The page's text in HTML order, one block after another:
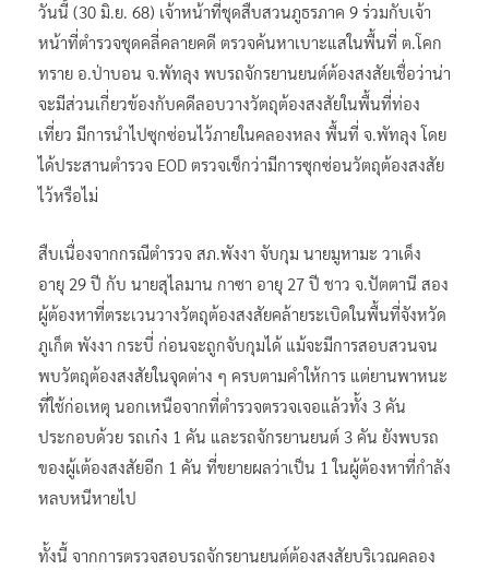
วันนี้ (30 มิ.ย. 68) เจ้าหน้าที่ชุดสืบสวนภูธรภาค 9 ร่วมกับเจ้า
หน้าที่ตำรวจชุดคลี่คลายคดี ตรวจค้นหาเบาะแสในพื้นที่ ต.โคก
ทราย อ.ป่าบอน จ.พัทลุง พบรถจักรยานยนต์ต้องสงสัยเชื่อว่าน่า
จะมีส่วนเกี่ยวข้องกับคดีลอบวางวัตถุต้องสงสัยในพื้นที่ท่อง
เที่ยว มีการนำไปซุกซ่อนไว้ภายในคลองหลง พื้นที่ จ.พัทลุง โดย
ได้ประสานตำรวจ EOD ตรวจเช็กว่ามีการซุกซ่อนวัตถุต้องสงสัย
ไว้หรือไม่
สืบเนื่องจากกรณีตำรวจ สภ.พังงา จับกุม นายมูหามะ วาเด็ง
อายุ 29 ปี กับ นายสุไลมาน กาซา อายุ 27 ปี ชาว จ.ปัตตานี สอง
ผู้ต้องหาที่ตระเวนวางวัตถุต้องสงสัยคล้ายระเบิดในพื้นที่จังหวัด
ภูเก็ต พังงา กระบี่ ก่อนจะถูกจับกุมได้ แม้จะมีการสอบสวนจน
พบวัตถุต้องสงสัยในจุดต่าง ๆ ครบตามคำให้การ แต่ยานพาหนะ
ที่ใช้ก่อเหตุ นอกเหนือจากที่ตำรวจตรวจเจอแล้วทั้ง 3 คัน
ประกอบด้วย รถเก๋ง 1 คัน และรถจักรยานยนต์ 3 คัน ยังพบรถ
ของผู้เต้องสงสัยอีก 1 คัน ที่ขยายผลว่าเป็น 1 ในผู้ต้องหาที่กำลัง
หลบหนีหายไป
ทั้งนี้ จากการตรวจสอบรถจักรยานยนต์ต้องสงสัยบริเวณคลอง